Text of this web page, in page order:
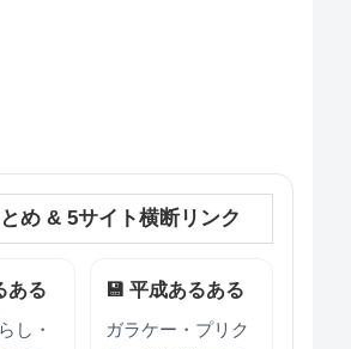
め & 5サイト横断リンク
ある
し・
💾 平成あるある
ガラケー・プリク